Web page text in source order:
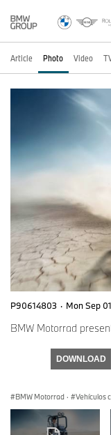
Article Photo Video
P90614803 · Mon Sep
BMW Motorrad
DOWNLOAD
BMW Motorrad · Vehículos